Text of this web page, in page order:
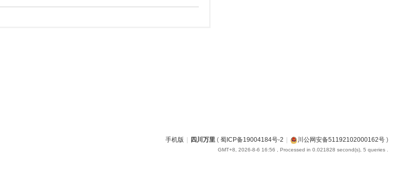
手机版 四川万里( 蜀ICP备19004184号-2 川公网安备51192102000162号)
GMT+8, 2026-8-6 16:56 , Processed in 0.021828 second(s), 5 queries .